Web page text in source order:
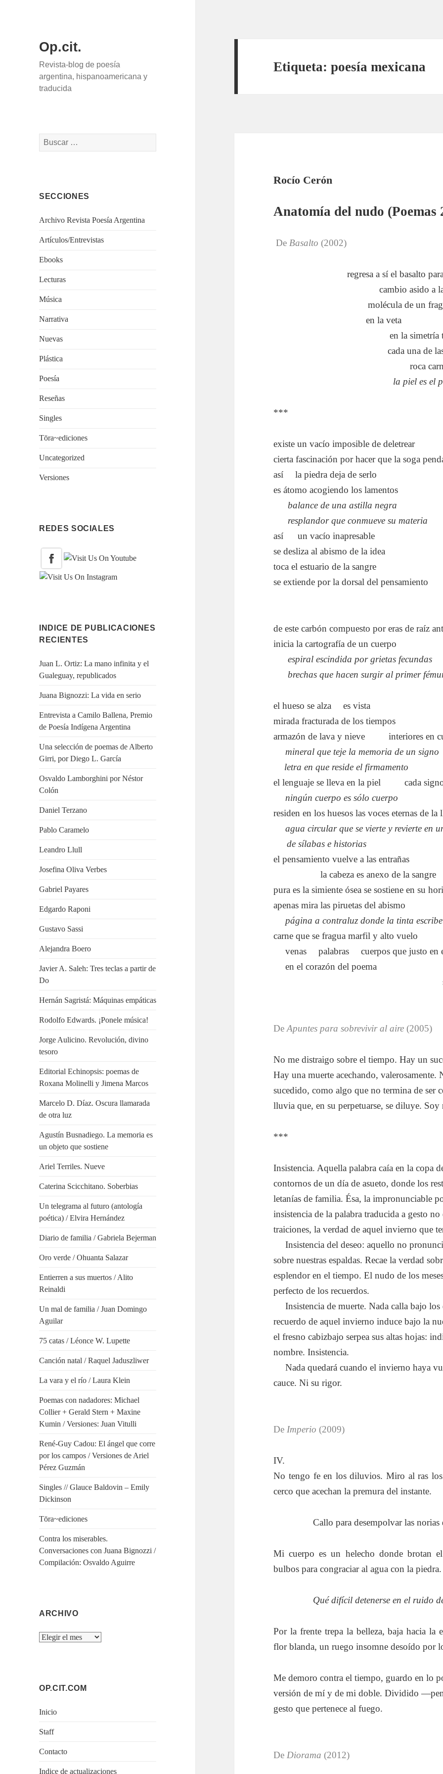
Op.cit.
Revista-blog de poesía
argentina, hispanoamericana y
traducida
Buscar:
SECCIONES
Archivo Revista Poesía Argentina
Artículos/Entrevistas
Ebooks
Lecturas
Música
Narrativa
Nuevas
Plástica
Poesía
Reseñas
Singles
Tōra~ediciones
Uncategorized
Versiones
REDES SOCIALES
INDICE DE PUBLICACIONES
RECIENTES
Juan L. Ortiz: La mano infinita y el
Gualeguay, republicados
Juana Bignozzi: La vida en serio
Entrevista a Camilo Ballena, Premio
de Poesía Indígena Argentina
Una selección de poemas de Alberto
Girri, por Diego L. García
Osvaldo Lamborghini por Néstor
Colón
Daniel Terzano
Pablo Caramelo
Leandro Llull
Josefina Oliva Verbes
Gabriel Payares
Edgardo Raponi
Gustavo Sassi
Alejandra Boero
Javier A. Saleh: Tres teclas a partir de
Do
Hernán Sagristá: Máquinas empáticas
Rodolfo Edwards. ¡Ponele música!
Jorge Aulicino. Revolución, divino
tesoro
Editorial Echinopsis: poemas de
Roxana Molinelli y Jimena Marcos
Marcelo D. Díaz. Oscura llamarada
de otra luz
Agustín Busnadiego. La memoria es
un objeto que sostiene
Ariel Terriles. Nueve
Caterina Scicchitano. Soberbias
Un telegrama al futuro (antología
poética) / Elvira Hernández
Diario de familia / Gabriela Bejerman
Oro verde / Ohuanta Salazar
Entierren a sus muertos / Alito
Reinaldi
Un mal de familia / Juan Domingo
Aguilar
75 catas / Léonce W. Lupette
Canción natal / Raquel Jaduszliwer
La vara y el río / Laura Klein
Poemas con nadadores: Michael
Collier + Gerald Stern + Maxine
Kumin / Versiones: Juan Vitulli
René-Guy Cadou: El ángel que corre
por los campos / Versiones de Ariel
Pérez Guzmán
Singles // Glauce Baldovin – Emily
Dickinson
Tōra~ediciones
Contra los miserables.
Conversaciones con Juana Bignozzi /
Compilación: Osvaldo Aguirre
ARCHIVO
Archivo
OP.CIT.COM
Inicio
Staff
Contacto
Indice de actualizaciones
Etiqueta:poesía mexicana
Rocío Cerón
Anatomía del nudo (Poemas
De Basalto (2002)
regresa a sí el basalto
cambio asido a
molécula de un
en la veta
en la simetría
cada una de
roca
la piel es el
***
existe un vacío imposible de deletrear
cierta fascinación por hacer que la soga
así ….la piedra deja de serlo
es átomo acogiendo los lamentos
…..balance de una astilla negra
resplandor que conmueve su materia
así …..un vacío inapresable
se desliza al abismo de la idea
toca el estuario de la sangre
se extiende por la dorsal del pensamiento
de este carbón compuesto por eras de raíz
inicia la cartografía de un cuerpo
…..espiral escindida por grietas fecundas
…..brechas que hacen surgir al primer
el hueso se alza ….es vista
mirada fracturada de los tiempos
armazón de lava y nieve ……..interiores en
mineral que teje la memoria de un signo
letra en que reside el firmamento
el lenguaje se lleva en la piel ……..cada
ningún cuerpo es sólo cuerpo
residen en los huesos las voces eternas de la
….agua circular que se vierte y revierte en
…..de sílabas e historias
el pensamiento vuelve a las entrañas
……………la cabeza es anexo de la sangre
pura es la simiente ósea se sostiene en su
apenas mira las piruetas del abismo
página a contraluz donde la tinta
carne que se fragua marfil y alto vuelo
….venas ….palabras ….cuerpos que justo en
….en el corazón del poema
………………………………………………
DeApuntes para sobrevivir al aire (2005)
No me distraigo sobre el tiempo. Hay un
Hay una muerte acechando,
sucedido, como algo que no termina de ser
lluvia que, en su perpetuarse, se diluye.
***
Insistencia. Aquella palabra caía en la copa
contornos de un día de asueto, donde los
letanías de familia. Ésa, la impronunciable
insistencia de la palabra traducida a gesto
traiciones, la verdad de aquel invierno que
….Insistencia del deseo: aquello no
sobre nuestras espaldas. Recae la verdad
esplendor en el tiempo. El nudo de los
perfecto de los recuerdos.
….Insistencia de muerte. Nada calla bajo
recuerdo de aquel invierno induce bajo la
el fresno cabizbajo serpea sus altas hojas:
nombre. Insistencia.
….Nada quedará cuando el invierno haya
cauce. Ni su rigor.
De Imperio (2009)
IV.
No tengo fe en los diluvios. Miro al ras
cerco que acechan la premura del instante.
Callo para desempolvar las norias
Mi cuerpo es un helecho donde brotan
bulbos para congraciar al agua con la piedra.
Qué difícil detenerse en el ruido
Por la frente trepa la belleza, baja hacia la
flor blanda, un ruego insomne desoído por
Me demoro contra el tiempo, guardo en lo
versión de mí y de mi doble. Dividido
gesto que pertenece al fuego.
De Diorama (2012)